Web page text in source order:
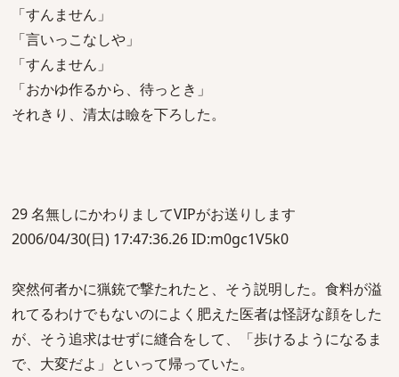
「すんません」
「言いっこなしや」
「すんません」
「おかゆ作るから、待っとき」
それきり、清太は瞼を下ろした。
29 名無しにかわりましてVIPがお送りします
2006/04/30(日) 17:47:36.26 ID:m0gc1V5k0
突然何者かに猟銃で撃たれたと、そう説明した。食料が溢
れてるわけでもないのによく肥えた医者は怪訝な顔をした
が、そう追求はせずに縫合をして、「歩けるようになるま
で、大変だよ」といって帰っていた。